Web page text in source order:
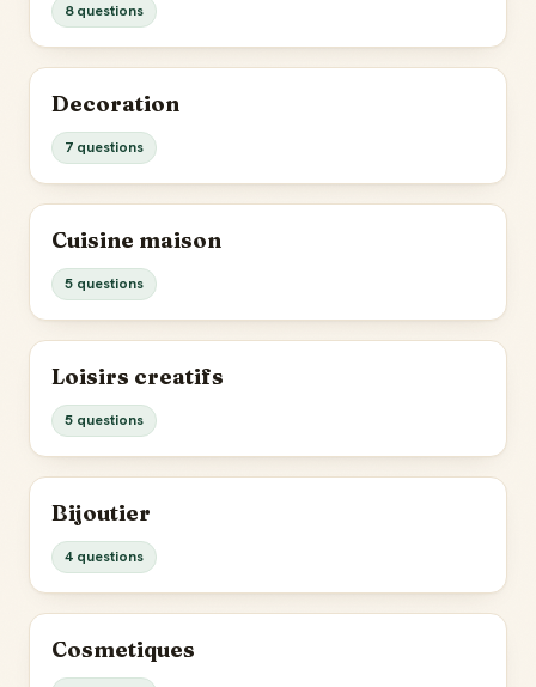
8 questions
Decoration
7 questions
Cuisine maison
5 questions
Loisirs creatifs
5 questions
Bijoutier
4 questions
Cosmetiques